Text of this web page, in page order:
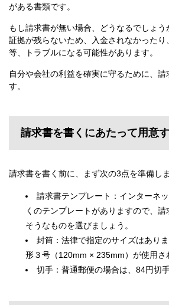
がある書類です。
もし請求書が無い場合、どうなるでしょ
証拠が残らないため、入金されなかった
等、トラブルになる可能性があります。
自分や会社の利益を確実に守るために、
す。
請求書を書くにあたって用意
請求書を書く前に、まず次の3点を準備しま
請求書テンプレート：インターネ
くのテンプレートがありますので、
そうなものを選びましょう。
封筒：法律で指定のサイズはあり
形３号（120mm × 235mm）が使用さ
切手：普通郵便の場合は、84円切